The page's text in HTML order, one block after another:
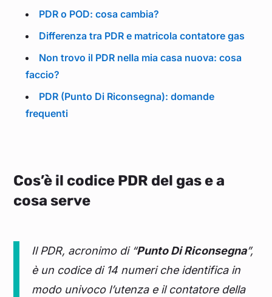
PDR o POD: cosa cambia?
Differenza tra PDR e matricola contatore gas
Non trovo il PDR nella mia casa nuova: cosa
faccio?
PDR (Punto Di Riconsegna): domande
frequenti
Cos’è il codice PDR del gas e a
cosa serve
Il PDR, acronimo di “Punto Di Riconsegna”,
è un codice di 14 numeri che identifica in
modo univoco l’utenza e il contatore della